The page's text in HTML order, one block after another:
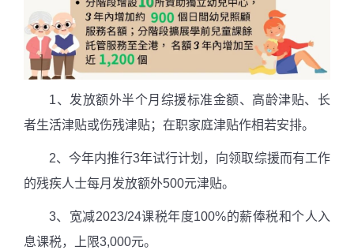
1、发放额外半个月综援标准金额、高龄津贴、长
者生活津贴或伤残津贴；在职家庭津贴作相若安排。
2、今年内推行3年试行计划，向领取综援而有工作
的残疾人士每月发放额外500元津贴。
3、宽减2023/24课税年度100%的薪俸税和个人入
息课税，上限3,000元。